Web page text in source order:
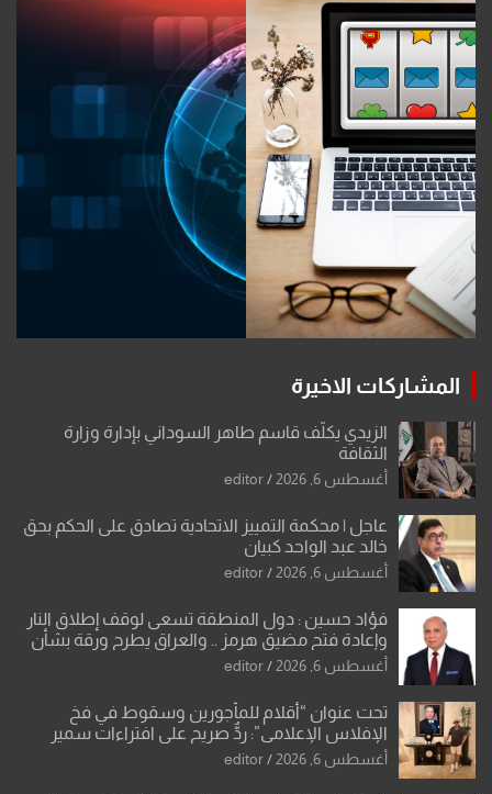
المشاركات الاخيرة
الزيدي يكلّف قاسم طاهر السوداني بإدارة وزارة
الثقافة
أغسطس 6, 2026 editor
عاجل | محكمة التمييز الاتحادية تصادق على الحكم بحق
خالد عبد الواحد كبيان
أغسطس 6, 2026 editor
فؤاد حسين : دول المنطقة تسعى لوقف إطلاق النار
وإعادة فتح مضيق هرمز .. والعراق يطرح ورقة بشأن
تحولات القدس
أغسطس 6, 2026 editor
تحت عنوان “أقلام للمأجورين وسقوط في فخ
الإفلاس الإعلامي”: ردٌّ صريح على افتراءات سمير
الشكرجي
أغسطس 6, 2026 editor